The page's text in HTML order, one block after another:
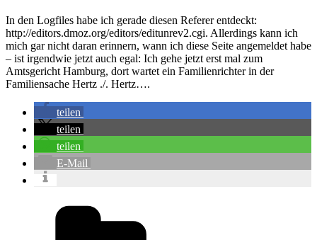
In den Logfiles habe ich gerade diesen Referer entdeckt:
http://editors.dmoz.org/editors/editunrev2.cgi. Allerdings kann ich
mich gar nicht daran erinnern, wann ich diese Seite angemeldet habe
– ist irgendwie jetzt auch egal: Ich gehe jetzt erst mal zum
Amtsgericht Hamburg, dort wartet ein Familienrichter in der
Familiensache Hertz ./. Hertz….
teilen
teilen
teilen
E-Mail